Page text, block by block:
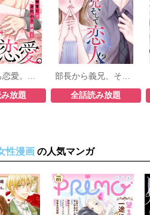
放題 全話読み放題
性漫画 の人気マンガ